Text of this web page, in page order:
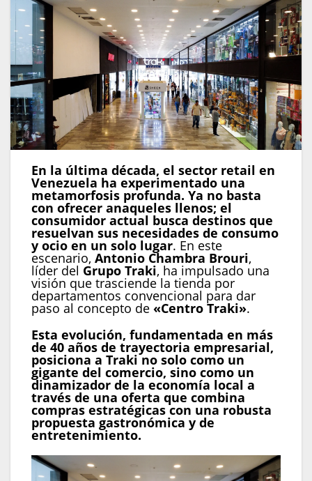
En la última década, el sector retail en
Venezuela ha experimentado una
metamorfosis profunda. Ya no basta
con ofrecer anaqueles llenos; el
consumidor actual busca destinos que
resuelvan sus necesidades de consumo
y ocio en un solo lugar. En este
escenario, Antonio Chambra Brouri,
líder del Grupo Traki, ha impulsado una
visión que trasciende la tienda por
departamentos convencional para dar
paso al concepto de «Centro Traki».
Esta evolución, fundamentada en más
de 40 años de trayectoria empresarial,
posiciona a Traki no solo como un
gigante del comercio, sino como un
dinamizador de la economía local a
través de una oferta que combina
compras estratégicas con una robusta
propuesta gastronómica y de
entretenimiento.